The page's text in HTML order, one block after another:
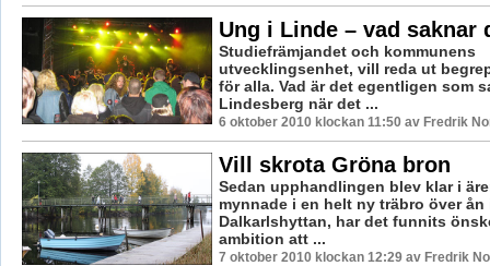
Ung i Linde – vad saknar
Studiefrämjandet och kommunens
utvecklingsenhet, vill reda ut
för alla. Vad är det egentligen som
Lindesberg när det ...
6 oktober 2010 klockan 11:50 av Fredrik
Vill skrota Gröna bron
Sedan upphandlingen blev klar i
mynnade i en helt ny träbro över ån
Dalkarlshyttan, har det funnits
ambition att ...
7 oktober 2010 klockan 12:29 av Fredrik